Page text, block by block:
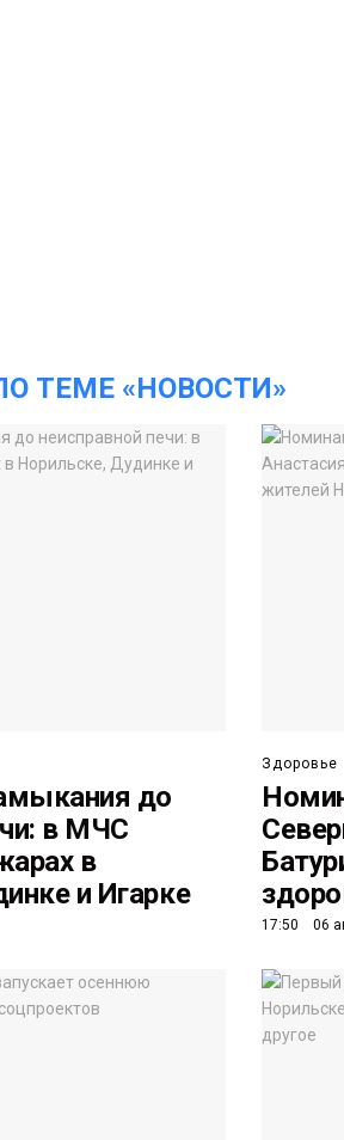
ТЕМЕ «НОВОСТИ»
до
в МЧС
в
и Игарке
Здоровье
17:50 06